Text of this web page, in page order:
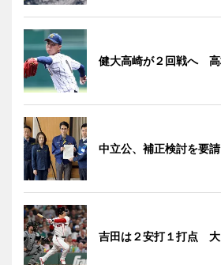
健大高崎が２回戦へ
中立公、補正検討を要請
吉田は２安打１打点